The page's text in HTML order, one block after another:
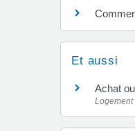
Et aussi
Achat
Logement